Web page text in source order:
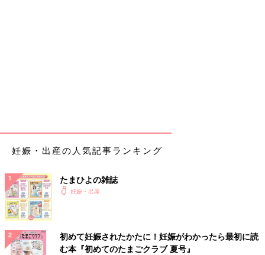
8:15
産院の朝ごはんを食べる。
9:00
内診あり、子宮口2.6cm。早くても産まれるのは今日の夕方と聞
いて、あと何時間耐えればいいのと軽く絶望。
10:30
妊娠・出産の人気記事ランキング
たまひよの雑誌
妊娠・出産
初めて妊娠されたかたに！妊娠がわかったら最初に読
む本『初めてのたまごクラブ 夏号』